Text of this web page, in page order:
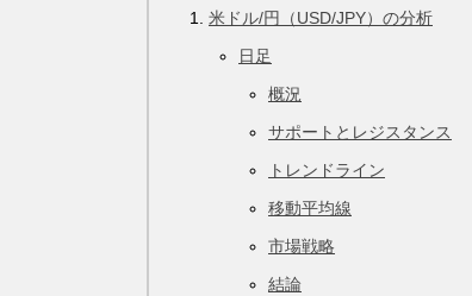
米ドル/円（USD/JPY）の分析
日足
概況
サポートとレジスタンス
トレンドライン
移動平均線
市場戦略
結論